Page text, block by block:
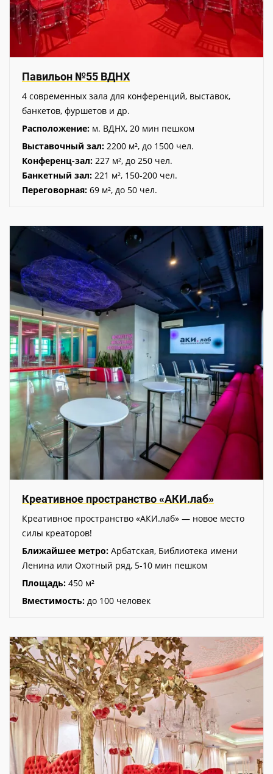
Павильон №55 ВДНХ
4 современных зала для конференций, выставок,
банкетов, фуршетов и др.
Расположение: м. ВДНХ, 20 мин пешком
Выставочный зал: 2200 м², до 1500 чел.
Конференц-зал: 227 м², до 250 чел.
Банкетный зал: 221 м², 150-200 чел.
Переговорная: 69 м², до 50 чел.
Креативное пространство «АКИ.лаб»
Креативное пространство «АКИ.лаб» — новое место
силы креаторов!
Ближайшее метро: Арбатская, Библиотека имени
Ленина или Охотный ряд, 5-10 мин пешком
Площадь: 450 м²
Вместимость: до 100 человек